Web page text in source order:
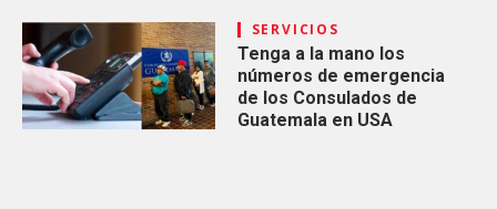
SERVICIOS
Tenga a la mano los
números de emergencia
de los Consulados de
Guatemala en USA